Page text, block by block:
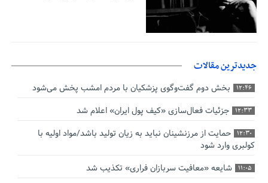
جدیدترین مقالات
12:46 بخش دوم گفت‌وگوی پزشکیان با مردم امشب پخش می‌شود
12:33 جزئیات فعال‌سازی «کیف پول ایران» اعلام شد
12:30
حمایت از مرزنشینان نباید به زیان تولید باشد/مواد اولیه با
کولبری وارد شود
11:05 شایعه «معافیت سربازان فراری» تکذیب شد